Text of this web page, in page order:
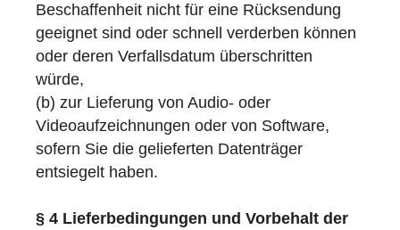
Beschaffenheit nicht für eine Rücksendung
geeignet sind oder schnell verderben können
oder deren Verfallsdatum überschritten
würde,
(b) zur Lieferung von Audio- oder
Videoaufzeichnungen oder von Software,
sofern Sie die gelieferten Datenträger
entsiegelt haben.
§ 4 Lieferbedingungen und Vorbehalt der